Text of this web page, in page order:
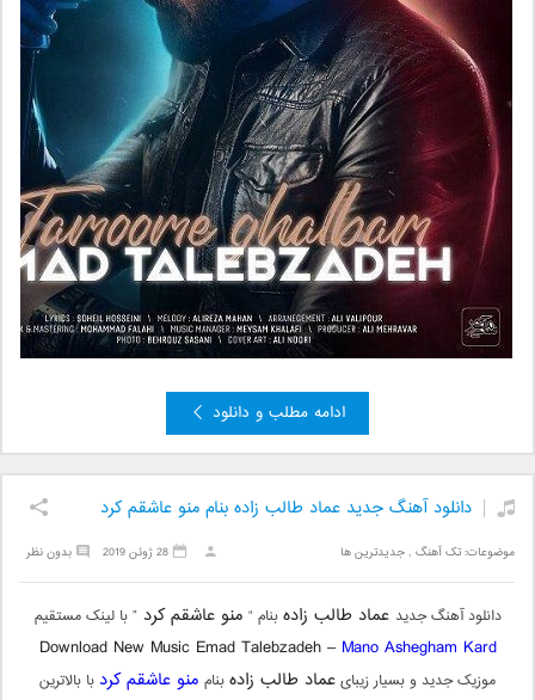
ادامه مطلب و دانلود
دانلود آهنگ جدید عماد طالب زاده بنام منو عاشقم کرد
موضوعات:تک آهنگ ,جدیدترین ها بدون نظر 28 ژوئن 2019
دانلود آهنگ جدید عماد طالب زادهبنام “ منو عاشقم کرد” با لینک مستقیم
Download New Music Emad Talebzadeh – Mano Ashegham Kard
موزیک جدید و بسیار زیبایعماد طالب زادهبنام منو عاشقم کرد با بالاترین